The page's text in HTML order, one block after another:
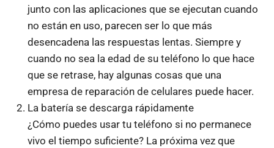
junto con las aplicaciones que se ejecutan cuando
no están en uso, parecen ser lo que más
desencadena las respuestas lentas. Siempre y
cuando no sea la edad de su teléfono lo que hace
que se retrase, hay algunas cosas que una
empresa de reparación de celulares puede hacer.
La batería se descarga rápidamente
¿Cómo puedes usar tu teléfono si no permanece
vivo el tiempo suficiente? La próxima vez que